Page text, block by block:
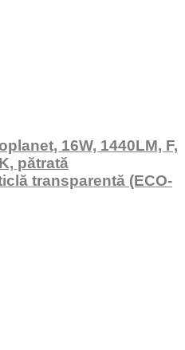
16W, 1440LM, F,
pătrată
transparentă (ECO-